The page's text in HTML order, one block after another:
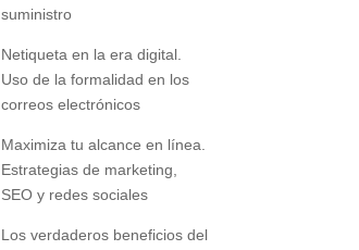
suministro
Netiqueta en la era digital.
Uso de la formalidad en los
correos electrónicos
Maximiza tu alcance en línea.
Estrategias de marketing,
SEO y redes sociales
Los verdaderos beneficios del